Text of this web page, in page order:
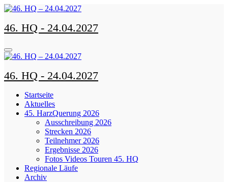
Zum
springen
46. HQ - 24.04.2027
46. HQ - 24.04.2027
Startseite
Aktuelles
45. HarzQuerung 2026
Ausschreibung 2026
Strecken 2026
Teilnehmer 2026
Ergebnisse 2026
Fotos Videos Touren 45. HQ
Regionale Läufe
Archiv